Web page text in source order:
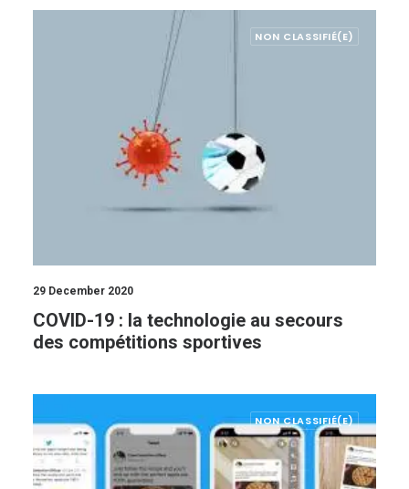
NON CLASSIFIÉ(E)
29 December 2020
COVID-19 : la technologie au secours
des compétitions sportives
NON CLASSIFIÉ(E)